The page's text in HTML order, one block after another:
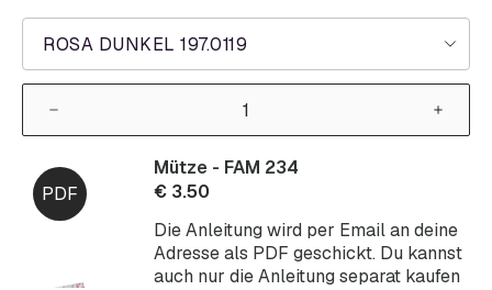
ROSA DUNKEL 197.0119
Die Anleitung wird per Email an deine
Adresse als PDF geschickt. Du kannst
auch nur die Anleitung separat kaufen
Mütze - FAM 234
€ 3.50